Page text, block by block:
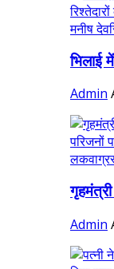
भिलाई
Admin
गृहमंत्री
Admin